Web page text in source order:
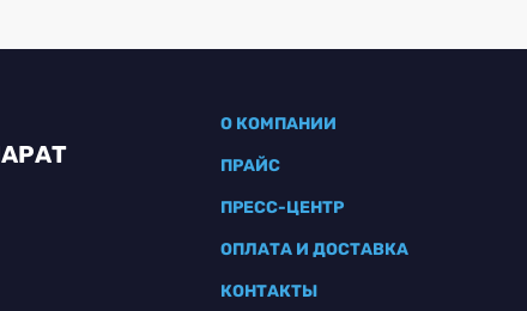
О КОМПАНИИ
ПРАЙС
ПРЕСС-ЦЕНТР
ОПЛАТА И ДОСТАВКА
КОНТАКТЫ